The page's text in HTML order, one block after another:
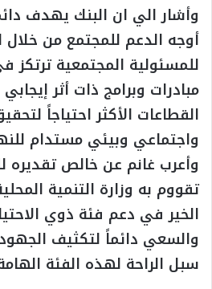
وأشار الي ان البنك يهدف
أوجه الدعم للمجتمع من خلال
للمسئولية المجتمعية
مبادرات وبرامج ذات أثر
القطاعات الأكثر احتياجاً
واجتماعي وبيئي مستدام
وأعرب غانم عن خالص تقديره
تقووم به وزارة التنمية
الخير في دعم فئة ذوي
والسعي دائماً لتكثيف
سبل الراحة لهذه الفئة